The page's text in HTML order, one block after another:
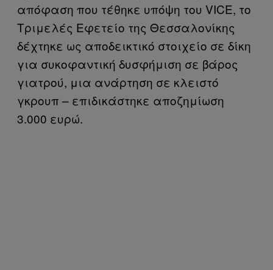
απόφαση που τέθηκε υπόψη του VICE, το
Τριμελές Εφετείο της Θεσσαλονίκης
δέχτηκε ως αποδεικτικό στοιχείο σε δίκη
για συκοφαντική δυσφήμιση σε βάρος
γιατρού, μια ανάρτηση σε κλειστό
γκρουπ – επιδικάστηκε αποζημίωση
3.000 ευρώ.